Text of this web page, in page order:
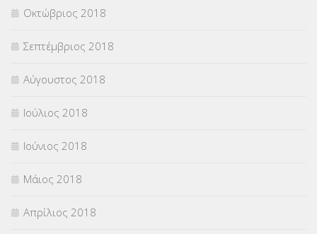
Οκτώβριος 2018
Σεπτέμβριος 2018
Αύγουστος 2018
Ιούλιος 2018
Ιούνιος 2018
Μάιος 2018
Απρίλιος 2018